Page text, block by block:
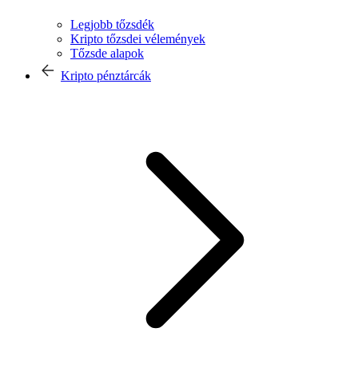
Legjobb tőzsdék
Kripto tőzsdei vélemények
Tőzsde alapok
Kripto pénztárcák